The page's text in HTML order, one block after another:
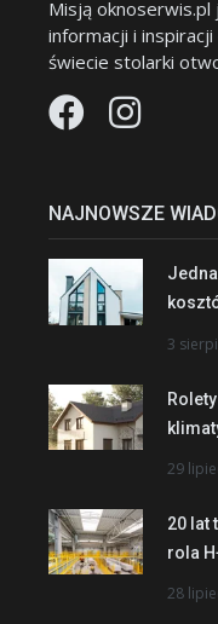
Misją
informacji i
świecie stolarki
NAJNOWSZE
3
29
20 lat
rola
28